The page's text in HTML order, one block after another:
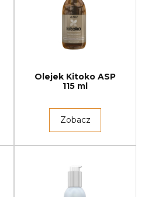
Olejek Kitoko ASP
115 ml
Zobacz